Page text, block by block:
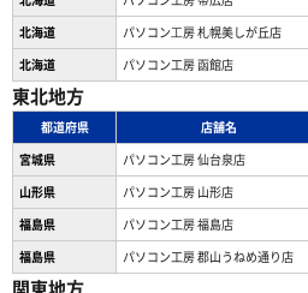
北海道
パソコン⼯房 札幌美しが丘店
北海道
パソコン工房 函館店
東北地方
都道府県 店舗名
宮城県
パソコン工房 仙台泉店
山形県
パソコン工房 山形店
福島県
パソコン工房 福島店
福島県
パソコン工房 郡山うねめ通り店